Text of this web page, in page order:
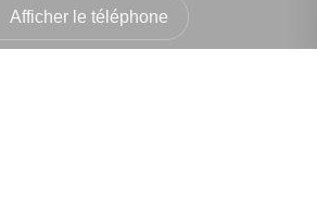
Afficher le téléphone